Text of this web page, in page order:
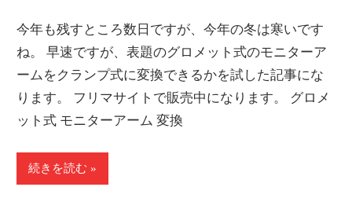
今年も残すところ数日ですが、今年の冬は寒いです
ね。 早速ですが、表題のグロメット式のモニターア
ームをクランプ式に変換できるかを試した記事にな
ります。 フリマサイトで販売中になります。 グロメ
ット式 モニターアーム 変換
続きを読む